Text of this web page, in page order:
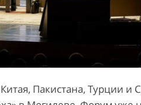
Пакистана, Турции и